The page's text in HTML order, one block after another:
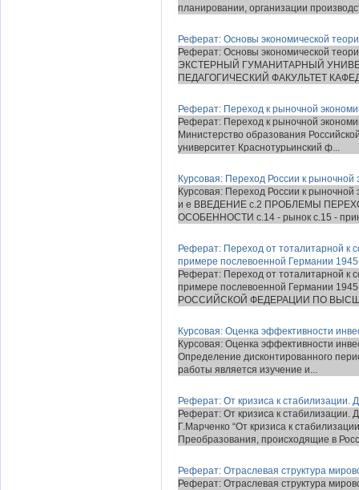
планировании, организации
Реферат: Основы экономической
Реферат: Основы экономической
ЭКСТЕРНЫЙ ГУМАНИТАРНЫЙ
ПЕДАГОГИЧЕСКИЙ ФАКУЛЬТЕТ
Реферат: Переход к рыночной
Реферат: Переход к рыночной
Министерство образования
университет Краснотурьинский ф...
Курсовая: Переход России к рыночной
Курсовая: Переход России к рыночной
и е ВВЕДЕНИЕ с.2 ПРОБЛЕМЫ
ОСОБЕННОСТИ с.14 - рынок с.15 -
Реферат: Переход от тоталитарной к
примере послевоенной Германии
Реферат: Переход от тоталитарной к
примере послевоенной Германии
РОССИЙСКОЙ ФЕДЕРАЦИИ ПО
Курсовая: Оценка эффективности
Курсовая: Оценка эффективности
Определение дисконтированного
работы является изучение и...
Реферат: От кризиса к
Реферат: От кризиса к
Г.Марченко “От кризиса к
Преобразования, происходящие в
Реферат: Отраслевая структура
Реферат: Отраслевая структура